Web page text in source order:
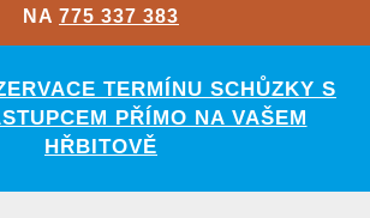
NA 775 337 383
TERMÍNU SCHŮZKY S
PŘÍMO NA VAŠEM
HŘBITOVĚ